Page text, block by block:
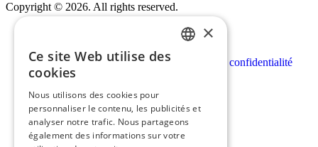
Copyright © 2026. All rights reserved.
Mentions légales Politique de confidentialité
×
Ce site Web utilise des
cookies
Nous utilisons des cookies pour
personnaliser le contenu, les publicités et
analyser notre trafic. Nous partageons
également des informations sur votre